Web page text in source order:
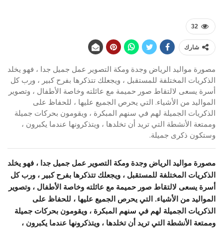
32
شارك
مصورة مواليد الرياض وجدة ومكة التصوير عمل جميل جدا ، فهو يخلد
الذكريات المختلفة للمستقبل ، ويجعلك تتذكرها بفرح كبير ، ورب كل
أسرة يسعى لالتقاط صور حميمة مع عائلته وخاصة الأطفال ، وتصوير
المواليد من الأشياء. التي يحرص الجميع عليها ، للحفاظ على
الذكريات الجميلة لهم في سنهم المبكرة ، ويقومون بحركات جميلة
وممتعة الأنشطة التي تريد أن تخلدها ، ويتذكرونها عندما يكبرون ،
وستكون ذكرى جميلة.
مصورة مواليد الرياض وجدة ومكة التصوير عمل جميل جدا ، فهو يخلد
الذكريات المختلفة للمستقبل ، ويجعلك تتذكرها بفرح كبير ، ورب كل
أسرة يسعى لالتقاط صور حميمة مع عائلته وخاصة الأطفال ، وتصوير
المواليد من الأشياء. التي يحرص الجميع عليها ، للحفاظ على
الذكريات الجميلة لهم في سنهم المبكرة ، ويقومون بحركات جميلة
وممتعة الأنشطة التي تريد أن تخلدها ، ويتذكرونها عندما يكبرون ،